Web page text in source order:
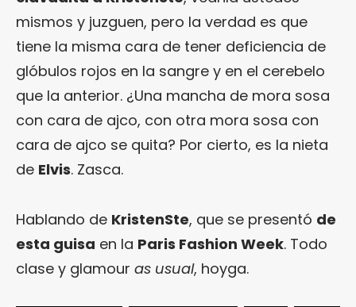
mismos y juzguen, pero la verdad es que
tiene la misma cara de tener deficiencia de
glóbulos rojos en la sangre y en el cerebelo
que la anterior. ¿Una mancha de mora sosa
con cara de ajco, con otra mora sosa con
cara de ajco se quita? Por cierto, es la nieta
de Elvis. Zasca.
Hablando de KristenSte, que se presentó de
esta guisa en la Paris Fashion Week. Todo
clase y glamour as usual, hoyga.